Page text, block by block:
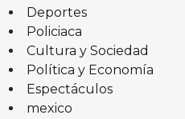
Deportes
Policiaca
Cultura y Sociedad
Política y Economía
Espectáculos
mexico